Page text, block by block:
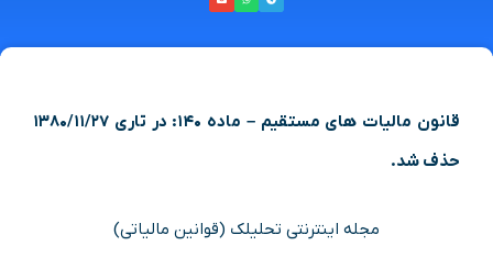
قانون مالیات های مستقیم – ماده ۱۴۰: در تاری ۱۳۸۰/۱۱/۲۷
حذف شد.
مجله اینترنتی تحلیلک (قوانین مالیاتی)